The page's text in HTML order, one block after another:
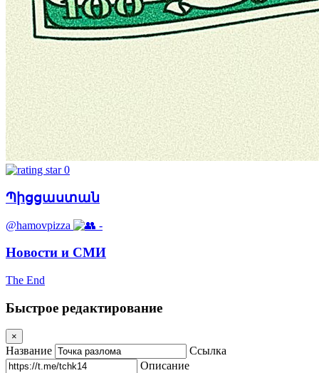
0
Պիցցաստան
@hamovpizza -
Новости и СМИ
The End
Быстрое редактирование
×
Название
Ссылка
Описание